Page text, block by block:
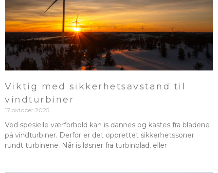
Viktig med sikkerhetsavstand til
vindturbiner
17 oktober 2025
Ved spesielle værforhold kan is dannes og kastes fra bladene
på vindturbiner. Derfor er det opprettet sikkerhetssoner
rundt turbinene. Når is løsner fra turbinblad, eller